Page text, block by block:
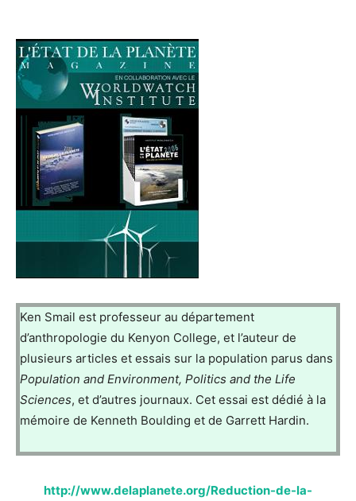
Ken Smail est professeur au département
d’anthropologie du Kenyon College, et l’auteur de
plusieurs articles et essais sur la population parus dans
Population and Environment, Politics and the Life
Sciences, et d’autres journaux. Cet essai est dédié à la
mémoire de Kenneth Boulding et de Garrett Hardin.
http://www.delaplanete.org/Reduction-de-la-